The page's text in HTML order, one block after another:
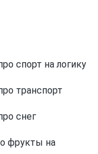
спорт на логику
транспорт
снег
фрукты на